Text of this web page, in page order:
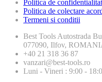
Politica de
Politica de colectare
Termeni si conditii
Best Tools Autostrada
077090, Ilfov,
+40 21 318 36 87
vanzari@best-tools.ro
Luni - Vineri : 9:00 -